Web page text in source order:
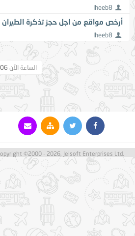
Iheeb8
أرخص مواقع من اجل حجز تذكرة الطيران
Iheeb8
الساعة الآن AM
©2000 - 2026, Jelsoft Enterprises Ltd.